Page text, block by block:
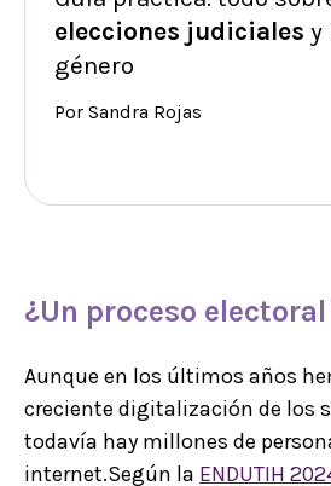
elecciones judiciales y
género
Por Sandra Rojas
¿Un proceso electoral
Aunque en los últimos años
creciente digitalización de los
todavía hay millones de
internet.Según la ENDUTIH